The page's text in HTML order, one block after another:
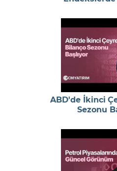
ABD'de İkinci
Sezonu